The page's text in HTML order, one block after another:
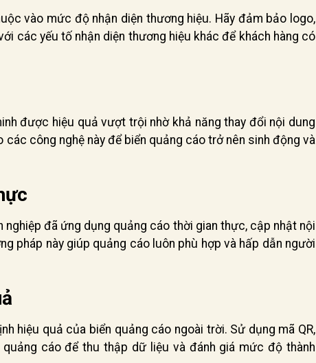
vào mức độ nhận diện thương hiệu. Hãy đảm bảo logo,
các yếu tố nhận diện thương hiệu khác để khách hàng có
được hiệu quả vượt trội nhờ khả năng thay đổi nội dung
công nghệ này để biển quảng cáo trở nên sinh động và
đã ứng dụng quảng cáo thời gian thực, cập nhật nội
pháp này giúp quảng cáo luôn phù hợp và hấp dẫn người
hiệu quả của biển quảng cáo ngoài trời. Sử dụng mã QR,
cáo để thu thập dữ liệu và đánh giá mức độ thành